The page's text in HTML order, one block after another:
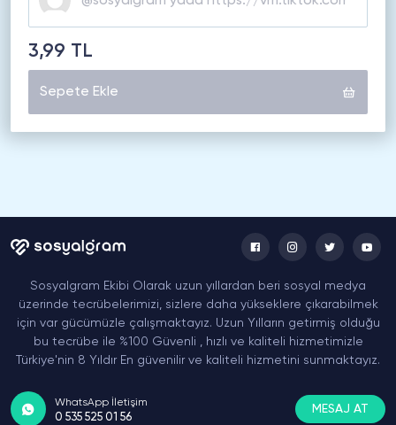
3,99 TL
Sepete Ekle
Sosyalgram Ekibi Olarak uzun yıllardan beri sosyal medya
üzerinde tecrübelerimizi, sizlere daha yükseklere çıkarabilmek
için var gücümüzle çalışmaktayız. Uzun Yılların getirmiş olduğu
bu tecrübe ile %100 Güvenli , hızlı ve kaliteli hizmetimizle
Türkiye'nin 8 Yıldır En güvenilir ve kaliteli hizmetini sunmaktayız.
WhatsApp İletişim
0 535 525 01 56
MESAJ AT